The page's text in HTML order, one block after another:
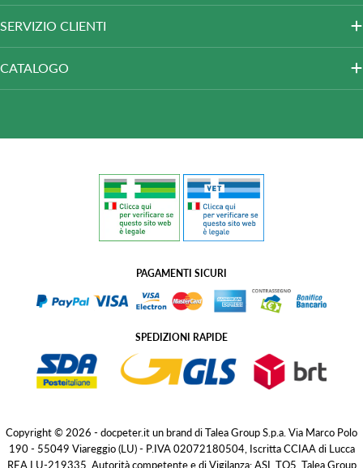
SERVIZIO CLIENTI
CATALOGO
PAGAMENTI SICURI
SPEDIZIONI RAPIDE
Copyright © 2026 - docpeter.it un brand di Talea Group S.p.a. Via Marco Polo
190 - 55049 Viareggio (LU) - P.IVA 02072180504, Iscritta CCIAA di Lucca
REA LU-219335. Autorità competente e di Vigilanza: ASL TO5. Talea Group